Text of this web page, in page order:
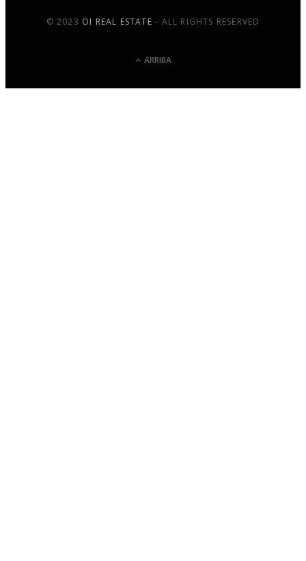
© 2023 OI REAL ESTATE - ALL RIGHTS RESERVED
ARRIBA